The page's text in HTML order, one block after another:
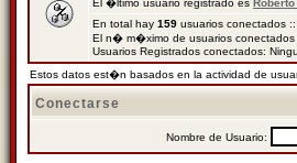
El �ltimo usuario registrado es
En total hay 159 usuarios conectados
El n� m�ximo de usuarios conectados
Usuarios Registrados conectados:
Estos datos est�n basados en la actividad de
Conectarse
Nombre de Usuario: